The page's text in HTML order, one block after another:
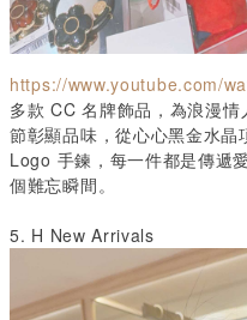
https://www.youtube.com/
多款 CC名牌飾品，為浪漫
節彰顯品味，從心心黑金水
Logo 手鍊，每一件都是傳遞
個難忘瞬間。
5. H New Arrivals